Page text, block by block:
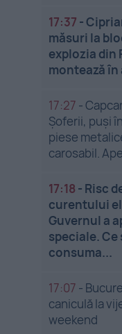
17:37 -
măsuri la
explozia din
montează
17:27 -
Șoferii, puși
piese
carosabil.
17:18 - Risc
curentului
Guvernul a
speciale.
consuma...
17:07 -
caniculă la
weekend